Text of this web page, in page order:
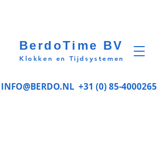
INFO@BERDO.NL +31 (0) 85-4000265
BerdoTime BV
Klokken en Tijdsystemen